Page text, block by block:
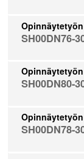
SH00DN76-
SH00DN80-
SH00DN78-